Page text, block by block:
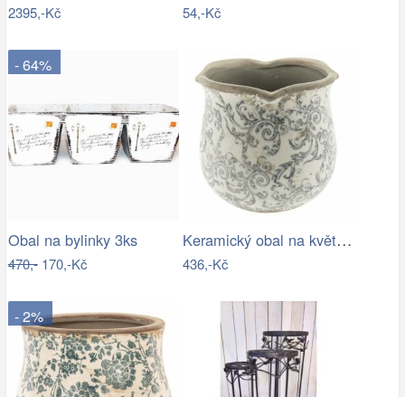
2395,-Kč 54,-Kč
- 64%
Obal na bylinky 3ks
470,-170,-Kč
Keramický obal na květináč s ornamenty …
436,-Kč
- 2%